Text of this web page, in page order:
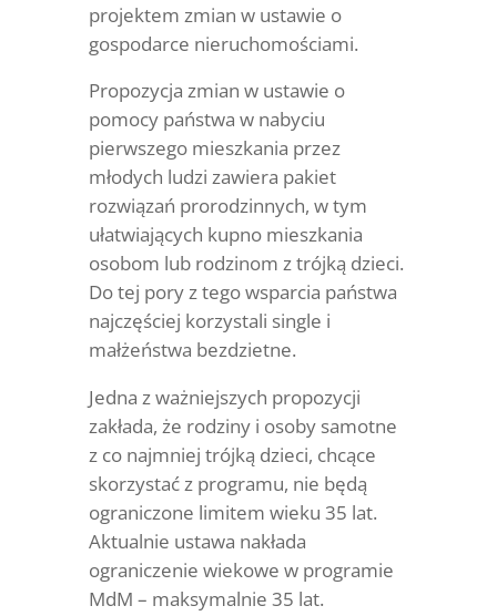
projektem zmian w ustawie o
gospodarce nieruchomościami.
Propozycja zmian w ustawie o
pomocy państwa w nabyciu
pierwszego mieszkania przez
młodych ludzi zawiera pakiet
rozwiązań prorodzinnych, w tym
ułatwiających kupno mieszkania
osobom lub rodzinom z trójką dzieci.
Do tej pory z tego wsparcia państwa
najczęściej korzystali single i
małżeństwa bezdzietne.
Jedna z ważniejszych propozycji
zakłada, że rodziny i osoby samotne
z co najmniej trójką dzieci, chcące
skorzystać z programu, nie będą
ograniczone limitem wieku 35 lat.
Aktualnie ustawa nakłada
ograniczenie wiekowe w programie
MdM – maksymalnie 35 lat.